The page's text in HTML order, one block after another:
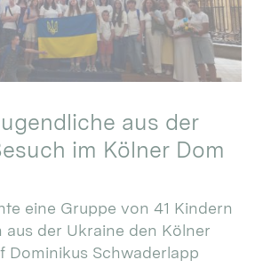
aus der
im Kölner Dom
eine Gruppe von 41 Kindern
aus der Ukraine den Kölner
Dominikus Schwaderlapp